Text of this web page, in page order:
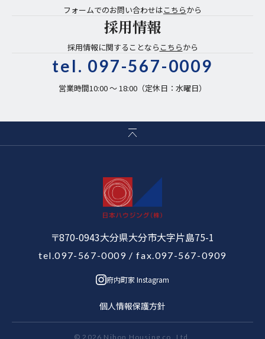
フォームでのお問い合わせはこちらから
採用情報
採用情報に関することなら こちらから
tel. 097-567-0009
営業時間10:00 〜 18:00（定休日：水曜日）
〒870-0943大分県大分市大字片島75-1
tel.097-567-0009 / fax.097-567-0909
府内町家 Instagram
個人情報保護方針
© 2026 Nihon Housing co.,Ltd.